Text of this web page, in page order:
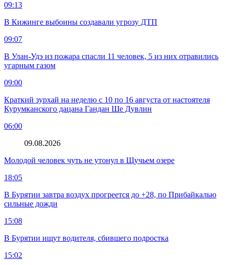
09:13
В Кижинге выбоины создавали угрозу ДТП
09:07
В Улан-Удэ из пожара спасли 11 человек, 5 из них отравились
угарным газом
09:00
Краткий зурхай на неделю с 10 по 16 августа от настоятеля
Курумканского дацана Гандан Ше Дувлин
06:00
09.08.2026
Молодой человек чуть не утонул в Щучьем озере
18:05
В Бурятии завтра воздух прогреется до +28, по Прибайкалью
сильные дожди
15:08
В Бурятии ищут водителя, сбившего подростка
15:02